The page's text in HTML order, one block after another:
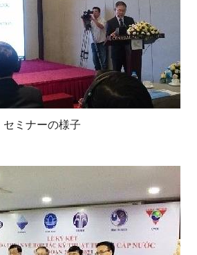
セミナーの様子